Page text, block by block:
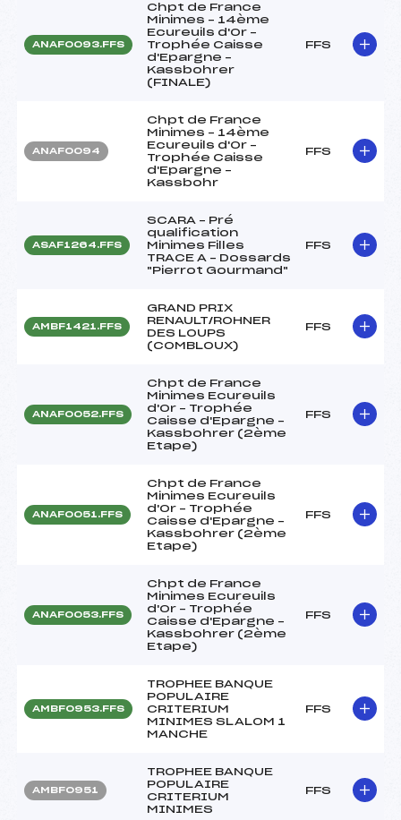
ANAF0093.FFS
Chpt de France
Minimes – 14ème
Ecureuils d'Or –
Trophée Caisse
d'Epargne –
Kassbohrer
(FINALE)
FFS
ANAF0094
Chpt de France
Minimes – 14ème
Ecureuils d'Or –
Trophée Caisse
d'Epargne –
Kassbohr
FFS
ASAF1264.FFS
SCARA – Pré
qualification
Minimes Filles
TRACE A – Dossards
"Pierrot Gourmand"
FFS
AMBF1421.FFS
GRAND PRIX
RENAULT/ROHNER
DES LOUPS
(COMBLOUX)
FFS
ANAF0052.FFS
Chpt de France
Minimes Ecureuils
d'Or – Trophée
Caisse d'Epargne –
Kassbohrer (2ème
Etape)
FFS
ANAF0051.FFS
Chpt de France
Minimes Ecureuils
d'Or – Trophée
Caisse d'Epargne –
Kassbohrer (2ème
Etape)
FFS
ANAF0053.FFS
Chpt de France
Minimes Ecureuils
d'Or – Trophée
Caisse d'Epargne –
Kassbohrer (2ème
Etape)
FFS
AMBF0953.FFS
TROPHEE BANQUE
POPULAIRE
CRITERIUM
MINIMES SLALOM 1
MANCHE
FFS
AMBF0951
TROPHEE BANQUE
POPULAIRE
CRITERIUM
MINIMES
FFS